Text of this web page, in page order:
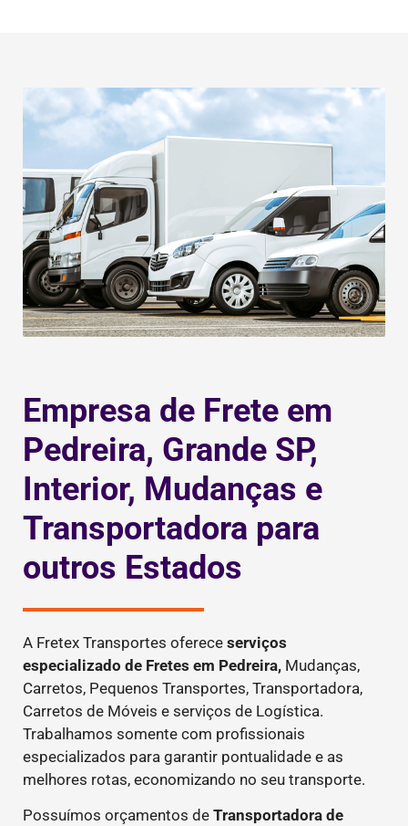
Empresa de Frete em
Pedreira, Grande SP,
Interior, Mudanças e
Transportadora para
outros Estados
A Fretex Transportes oferece serviços
especializado de Fretes em Pedreira, Mudanças,
Carretos, Pequenos Transportes, Transportadora,
Carretos de Móveis e serviços de Logística.
Trabalhamos somente com profissionais
especializados para garantir pontualidade e as
melhores rotas, economizando no seu transporte.
Possuímos orçamentos de Transportadora de